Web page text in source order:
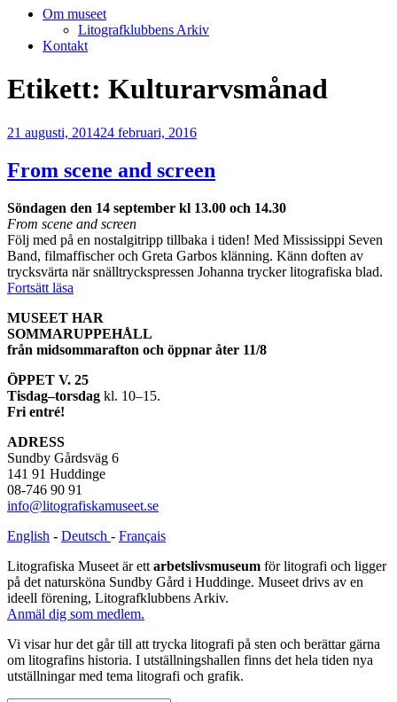
Om museet
Litografklubbens Arkiv
Kontakt
Etikett: Kulturarvsmånad
Publicerat
21 augusti, 201424 februari, 2016
From scene and screen
Söndagen den 14 september kl 13.00 och 14.30
From scene and screen
Följ med på en nostalgitripp tillbaka i tiden! Med Mississippi Seven
Band, filmaffischer och Greta Garbos klänning. Känn doften av
trycksvärta när snälltryckspressen Johanna trycker litografiska blad.
Fortsätt läsa
and
screen”
MUSEET HAR
SOMMARUPPEHÅLL
från midsommarafton och öppnar åter 11/8
ÖPPET V. 25
Tisdag–torsdag kl. 10–15.
Fri entré!
ADRESS
Sundby Gårdsväg 6
141 91 Huddinge
08-746 90 91
info@litografiskamuseet.se
English - Deutsch - Français
Litografiska Museet är ett arbetslivsmuseum för litografi och ligger
på det natursköna Sundby Gård i Huddinge. Museet drivs av en
ideell förening, Litografklubbens Arkiv.
Anmäl dig som medlem.
Vi visar hur det går till att trycka litografi på sten och berättar gärna
om litografins historia. I utställningshallen finns det hela tiden nya
utställningar med tema litografi och grafik.